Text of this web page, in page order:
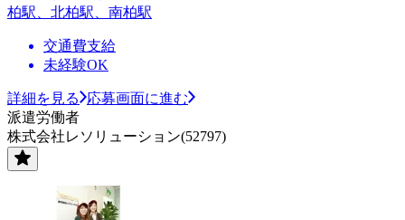
柏駅、北柏駅、南柏駅
交通費支給
未経験OK
詳細を見る
応募画面に進む
派遣労働者
株式会社レソリューション(52797)